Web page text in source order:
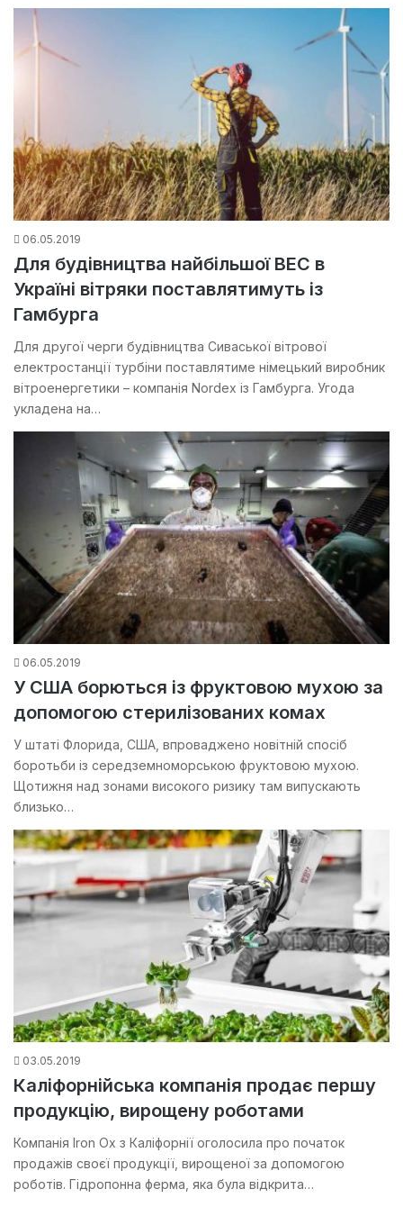
06.05.2019
Для будівництва найбільшої ВЕС в
Україні вітряки поставлятимуть із
Гамбурга
Для другої черги будівництва Сиваської вітрової
електростанції турбіни поставлятиме німецький виробник
вітроенергетики – компанія Nordex із Гамбурга. Угода
укладена на…
06.05.2019
У США борються із фруктовою мухою за
допомогою стерилізованих комах
У штаті Флорида, США, впроваджено новітній спосіб
боротьби із середземноморською фруктовою мухою.
Щотижня над зонами високого ризику там випускають
близько…
03.05.2019
Каліфорнійська компанія продає першу
продукцію, вирощену роботами
Компанія Iron Ox з Каліфорнії оголосила про початок
продажів своєї продукції, вирощеної за допомогою
роботів. Гідропонна ферма, яка була відкрита…